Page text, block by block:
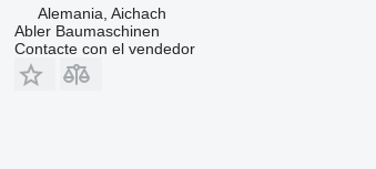
Alemania, Aichach
Abler Baumaschinen
Contacte con el vendedor